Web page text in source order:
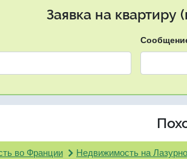
Заявка на квартиру
во Франции Недвижимость на